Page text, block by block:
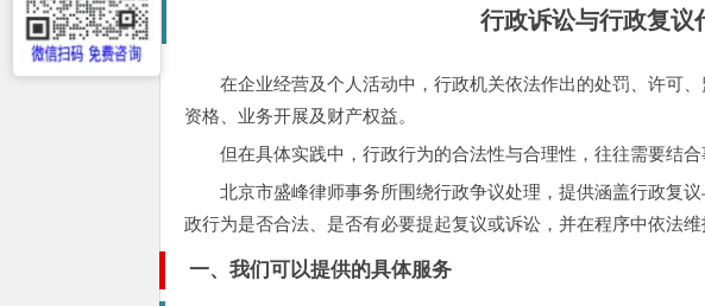
行政诉讼与行政复议
在企业经营及个人活动中，行政机关依法作出的处罚、许可
资格、业务开展及财产权益。
但在具体实践中，行政行为的合法性与合理性，往往需要结
北京市盛峰律师事务所围绕行政争议处理，提供涵盖行政复
政行为是否合法、是否有必要提起复议或诉讼，并在程序中依法维
一、我们可以提供的具体服务